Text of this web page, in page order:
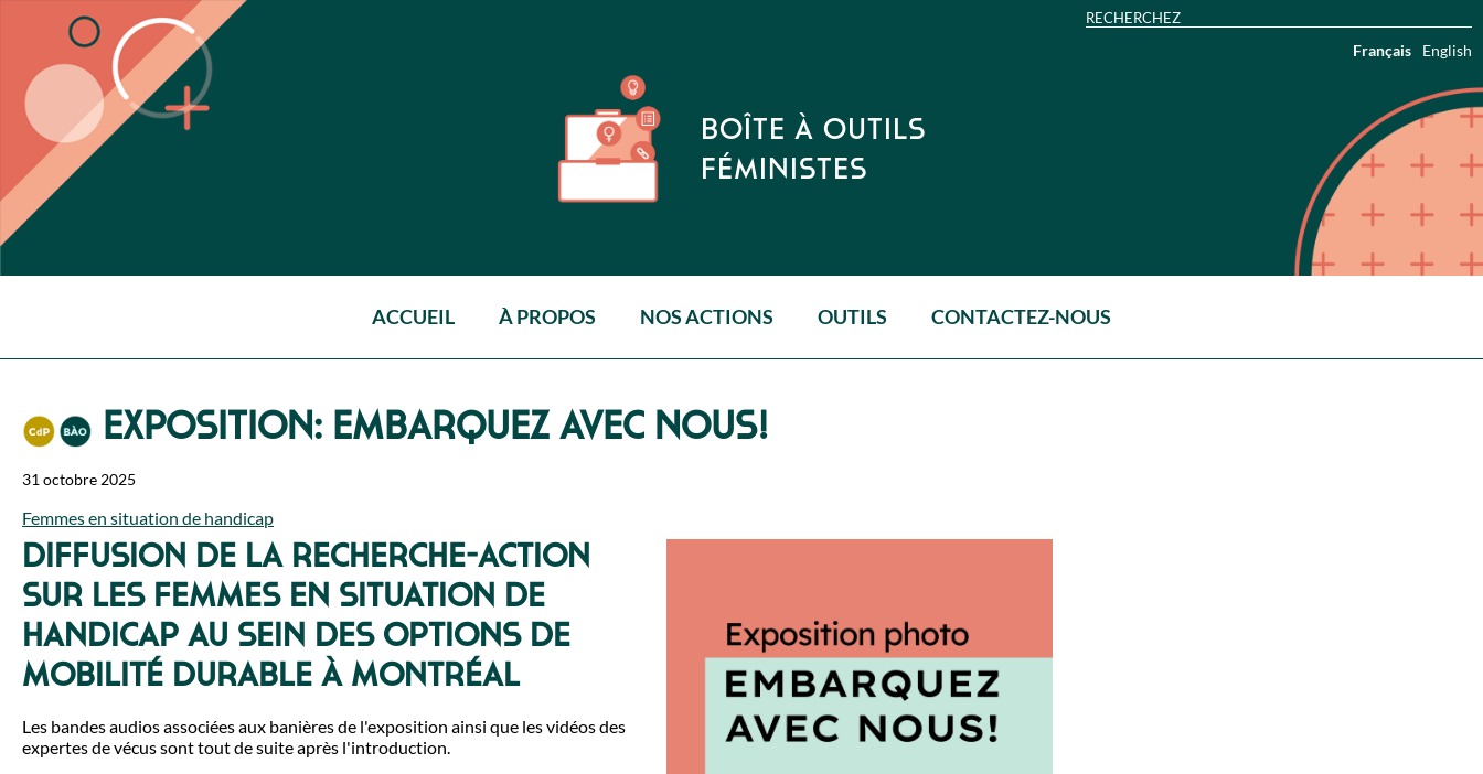
BOÎTE À OUTILS
FÉMINISTES
Français English
ACCUEIL À PROPOS NOS ACTIONS OUTILS CONTACTEZ-NOUS
EXPOSITION: EMBARQUEZ AVEC NOUS!
31 octobre 2025
Femmes en situation de handicap
Diffusion de la Recherche-action
sur les femmes en situation de
handicap au sein des options de
mobilité durable à Montréal
Les bandes audios associées aux banières de l'exposition ainsi que les vidéos des
expertes de vécus sont tout de suite après l'introduction.